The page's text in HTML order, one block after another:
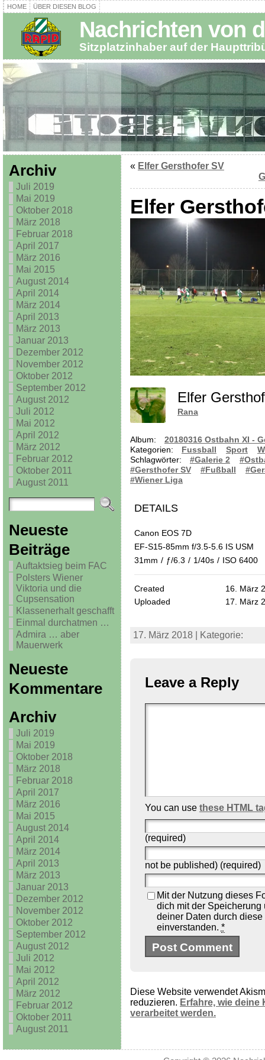
HOME ÜBER DIESEN BLOG
Nachrichten von
Sitzplatzinhaber auf der
Archiv
Juli 2019
Mai 2019
Oktober 2018
März 2018
Februar 2018
April 2017
März 2016
Mai 2015
August 2014
April 2014
März 2014
April 2013
März 2013
Januar 2013
Dezember 2012
November 2012
Oktober 2012
September 2012
August 2012
Juli 2012
Mai 2012
April 2012
März 2012
Februar 2012
Oktober 2011
August 2011
Neueste
Beiträge
Auftaktsieg beim FAC
Polsters Wiener
Viktoria und die
Cupsensation
Klassenerhalt geschafft
Einmal durchatmen …
Admira … aber
Mauerwerk
Neueste
Kommentare
Archiv
Juli 2019
Mai 2019
Oktober 2018
März 2018
Februar 2018
April 2017
März 2016
Mai 2015
August 2014
April 2014
März 2014
April 2013
März 2013
Januar 2013
Dezember 2012
November 2012
Oktober 2012
September 2012
August 2012
Juli 2012
Mai 2012
April 2012
März 2012
Februar 2012
Oktober 2011
August 2011
« Elfer Gersthofer SV
Elfer
Elfer
Rana
Album:
20180316 Ostbahn XI -
Kategorien:
Fussball Sport
Schlagwörter:
#Galerie 2
#Gersthofer SV
#Fußball
#Wiener Liga
DETAILS
Canon EOS 7D
EF-S15-85mm f/3.5-5.6 IS USM
31mm / ƒ/6.3 / 1/40s / ISO 6400
Created
16. März
Uploaded
17. März
17. März 2018 | Kategorie:
Leave a Reply
You can use these HTML
(required)
not be published) (required)
Mit der Nutzung dieses
dich mit der Speicherung
deiner Daten durch diese
einverstanden. *
Diese Website verwendet
reduzieren. Erfahre, wie deine
verarbeitet werden.